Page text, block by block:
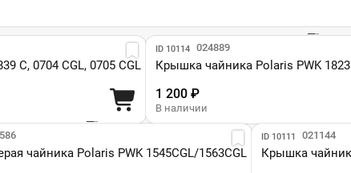
C, 0704 CGL, 0705 CGL
ID 10114
Парт №: 024889
Крышка чайника Polaris PWK 1823
1 200 ₽
В наличии
чайника Polaris PWK 1545CGL/1563CGL
ID 10111
Парт №: 021144
Крышка